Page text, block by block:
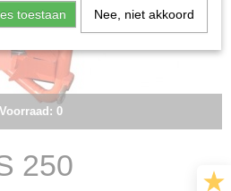
Voorraad: 0
250
toestaan Nee, niet akkoord